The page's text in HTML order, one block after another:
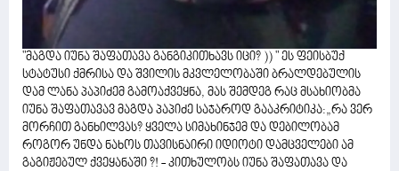
"მაგდა იუნა შაფათავა განგიკითხავს იცი? )) " ეს ფეისბუქ
სტატუსი ქმრისა და შვილის მკვლელობაში ბრალდებულის
დამ ლანა პაპიძემ გამოაქვეყნა, მას შემდეგ რაც მსახიობმა
იუნა შაფათავავ მაგდა პაპიძე საჯაროდ გააკრიტიკა:„რა ვერ
მორჩით განხილვას? ყველა სიმახინჯემ და დებილობამ
როგორ უნდა ნახოს თავისნაირი იდიოტი დამცველები ამ
გაგიჟებულ ქვეყანაში ?! - კითხულობს იუნა შაფათავა და